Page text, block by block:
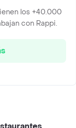
los +40.000
con Rappi.